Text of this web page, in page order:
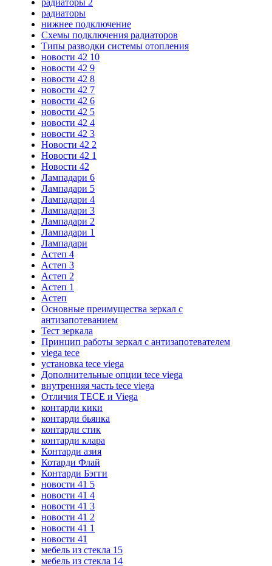
радиаторы
нижнее подключение
Схемы подключения радиаторов
Типы разводки системы отопления
новости 42 10
новости 42 9
новости 42 8
новости 42 7
новости 42 6
новости 42 5
новости 42 4
новости 42 3
Новости 42 2
Новости 42 1
Новости 42
Лампадари 6
Лампадари 5
Лампадари 4
Лампадари 3
Лампадари 2
Лампадари 1
Лампадари
Астеп 4
Астеп 3
Астеп 2
Астеп 1
Астеп
Основные преимущества зеркал с
антизапотеванием
Тест зеркала
Принцип работы зеркал с антизапотевателем
viega tece
установка tece viega
Дополнительные опции tece viega
внутренняя часть tece viega
Отличия TECE и Viega
контарди кики
контарди бьянка
контарди стик
контарди клара
Контарди азия
Котарди Флай
Контарди Бэгги
новости 41 5
новости 41 4
новости 41 3
новости 41 2
новости 41 1
новости 41
мебель из стекла 15
мебель из стекла 14